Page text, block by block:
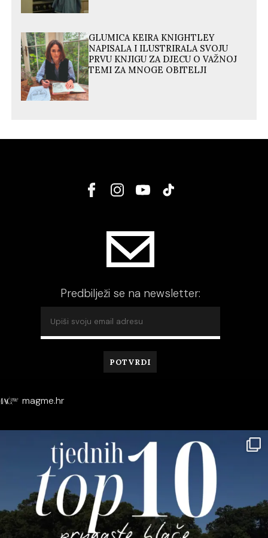
GLUMICA KEIRA KNIGHTLEY
NAPISALA I ILUSTRIRALA SVOJU
PRVU KNJIGU ZA DJECU O VAŽNOJ
TEMI ZA MNOGE OBITELJI
Predbilježi se na newsletter:
magme.hr